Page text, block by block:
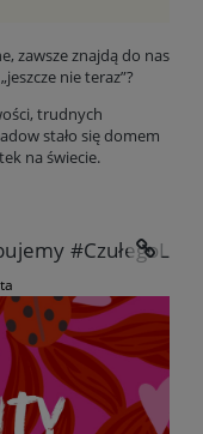
zawsze znajdą do nas
nie teraz”?
trudnych
stało się domem
na świecie.